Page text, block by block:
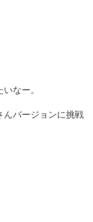
なー。
んバージョンに挑戦